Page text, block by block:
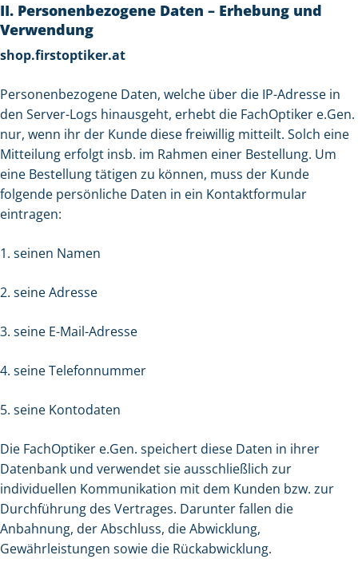
II. Personenbezogene Daten – Erhebung und
Verwendung
shop.firstoptiker.at
Personenbezogene Daten, welche über die IP-Adresse in
den Server-Logs hinausgeht, erhebt die FachOptiker e.Gen.
nur, wenn ihr der Kunde diese freiwillig mitteilt. Solch eine
Mitteilung erfolgt insb. im Rahmen einer Bestellung. Um
eine Bestellung tätigen zu können, muss der Kunde
folgende persönliche Daten in ein Kontaktformular
eintragen:
1. seinen Namen
2. seine Adresse
3. seine E-Mail-Adresse
4. seine Telefonnummer
5. seine Kontodaten
Die FachOptiker e.Gen. speichert diese Daten in ihrer
Datenbank und verwendet sie ausschließlich zur
individuellen Kommunikation mit dem Kunden bzw. zur
Durchführung des Vertrages. Darunter fallen die
Anbahnung, der Abschluss, die Abwicklung,
Gewährleistungen sowie die Rückabwicklung.